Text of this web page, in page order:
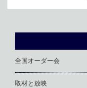
全国オーダー会
取材と放映